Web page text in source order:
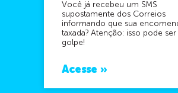
Você já recebeu um SMS
supostamente dos Correios
informando que sua
taxada? Atenção: isso pode
golpe!
Acesse »